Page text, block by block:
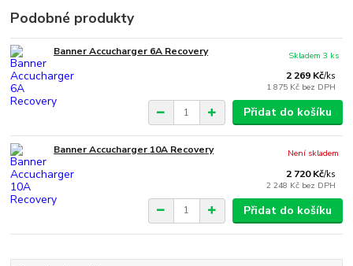
Podobné produkty
Banner Accucharger 6A Recovery
2 269 Kč/ks
1 875 Kč bez DPH
Skladem 3 ks
Přidat do košíku
Banner Accucharger 10A Recovery
2 720 Kč/ks
2 248 Kč bez DPH
Není skladem
Přidat do košíku